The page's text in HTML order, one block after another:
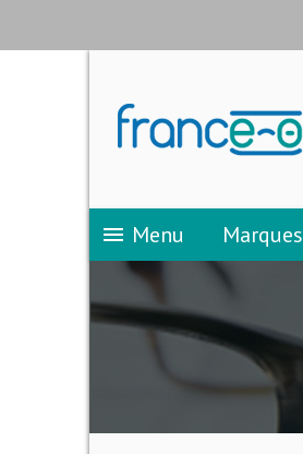
menu Menu Marques